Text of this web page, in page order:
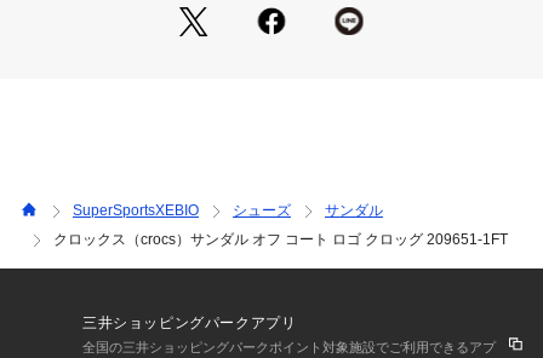
て、他のクロッグファンに差をつけよう。
●バンドにエネルギッシュなクロックス ロゴ
●ジビッツチャームでオリジナルの1足にカスタマイズ可能
●アイコニックコンフォート:軽い。柔軟。包み込むような快適
さ。
【商品の購入にあたっての注意事項】
※弊社独自の採寸・計量方法により計測を行っておりますた
SuperSportsXEBIO シューズ
サンダル
クロックス（crocs）サンダル オフ コート ロゴ クロッグ 209651-1FT
三井ショッピングパークアプリ
全国の三井ショッピングパークポイント対象施設でご利用できるアプ